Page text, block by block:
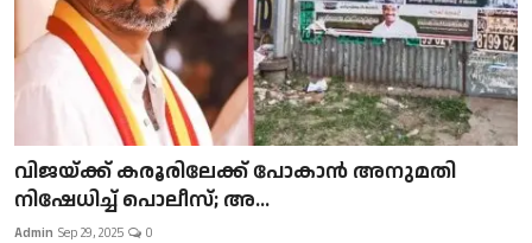
വിജയ്ക്ക് കരൂരിലേക്ക് പോകാൻ അനുമതി
നിഷേധിച്ച് പൊലീസ്; അ...
Admin Sep 29, 2025 0